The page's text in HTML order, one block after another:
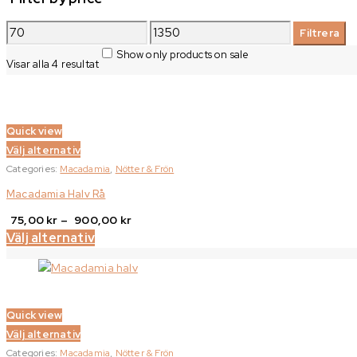
Min
pris
Max
pris
Filtrera
Visar alla 4 resultatSortera
Show only products on sale
Quick view
Välj alternativ
Categories: Macadamia, Nötter & Frön
Macadamia Halv Rå
75,00 kr – 900,00 krPrisintervall:
900,00 kr
Välj alternativ
Quick view
Välj alternativ
Categories: Macadamia, Nötter & Frön